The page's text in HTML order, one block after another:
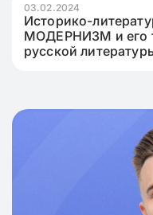
03.02.2024
Историко-
МОДЕРНИЗМ и его
русской